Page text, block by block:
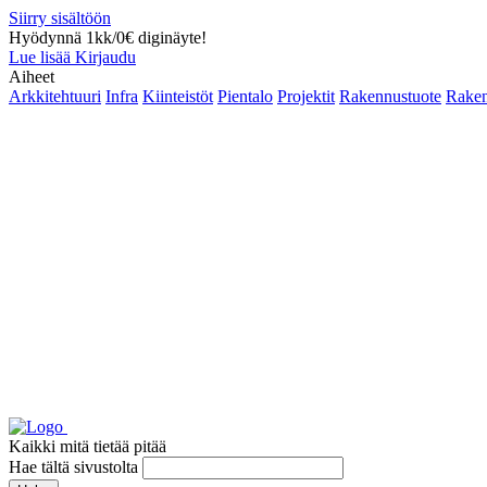
Siirry sisältöön
Hyödynnä 1kk/0€ diginäyte!
Lue lisää Kirjaudu
Aiheet
Arkkitehtuuri Infra Kiinteistöt Pientalo Projektit Rakennustuote
Kaikki mitä tietää pitää
Hae tältä sivustolta